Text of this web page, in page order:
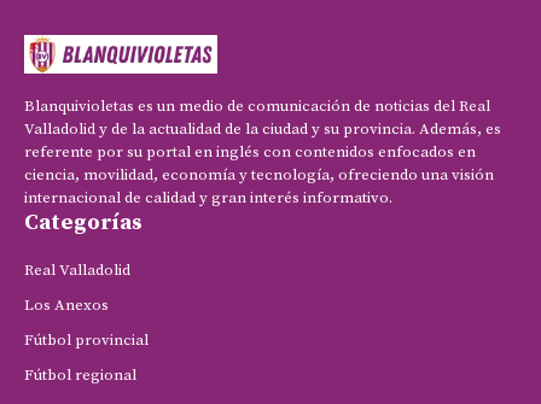
Blanquivioletas es un medio de comunicación de noticias del Real
Valladolid y de la actualidad de la ciudad y su provincia. Además, es
referente por su portal en inglés con contenidos enfocados en
ciencia, movilidad, economía y tecnología, ofreciendo una visión
internacional de calidad y gran interés informativo.
Categorías
Real Valladolid
Los Anexos
Fútbol provincial
Fútbol regional